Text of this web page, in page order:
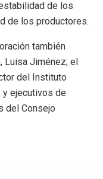
de los
de los productores.
también
Luisa Jiménez; el
del Instituto
y ejecutivos de
del Consejo